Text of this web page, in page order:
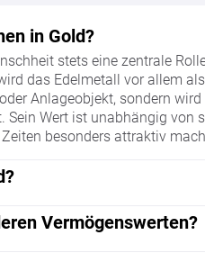
in Gold?
stets eine zentrale
das Edelmetall vor allem
Anlageobjekt, sondern
Sein Wert ist unabhängig von
besonders attraktiv
Stabilität und das
Council 1.136 Tonnen
Vermögenswerten?